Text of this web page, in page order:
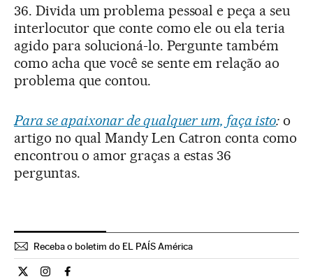
36. Divida um problema pessoal e peça a seu
interlocutor que conte como ele ou ela teria
agido para solucioná-lo. Pergunte também
como acha que você se sente em relação ao
problema que contou.
Para se apaixonar de qualquer um, faça isto: o
artigo no qual Mandy Len Catron conta como
encontrou o amor graças a estas 36
perguntas.
Receba o boletim do EL PAÍS América